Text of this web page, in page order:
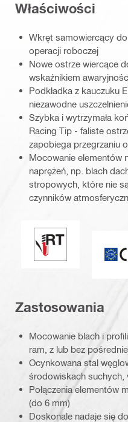
Właściwości
Wkręt samowiercący
operacji roboczej
Nowe ostrze wiercące
wskaźnikiem
Podkładka z kauczuku
niezawodne
Szybka i wytrzymała
Racing Tip - faliste
zapobiega przegrzaniu
Mocowanie elementów
naprężeń, np. blach
stropowych, które nie
czynników
Doskonałe
Zastosowania
Mocowanie blach i
ram, z lub bez
Ocynkowana stal
środowiskach suchych,
Połączenia elementów
(do 6 mm)
Doskonale nadaje się